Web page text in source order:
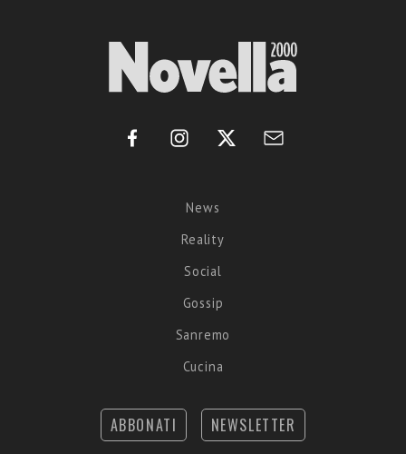
News
Reality
Social
Gossip
Sanremo
Cucina
ABBONATI NEWSLETTER